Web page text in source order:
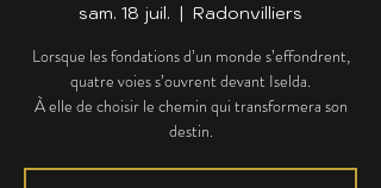
sam. 18 juil.
  |
Radonvilliers
Lorsque les fondations d’un monde s’effondrent,
quatre voies s’ouvrent devant Iselda.
À elle de choisir le chemin qui transformera son
destin.